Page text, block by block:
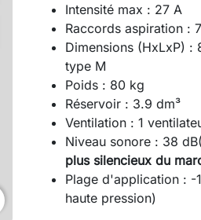
Intensité max : 27 A
Raccords aspiration :
Dimensions (HxLxP)
type M
Poids : 80 kg
Réservoir : 3.9 dm³
Ventilation : 1
Niveau sonore : 38
plus silencieux du
Plage d'application : -
haute pression)